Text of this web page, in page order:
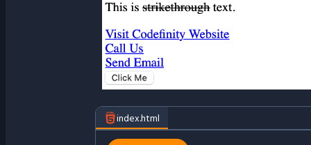
index.html